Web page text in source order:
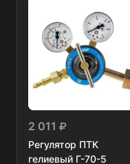
2 011
Регулятор ПТК
гелиевый Г-70-5